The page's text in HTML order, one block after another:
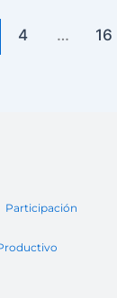
4 … 16
Participación